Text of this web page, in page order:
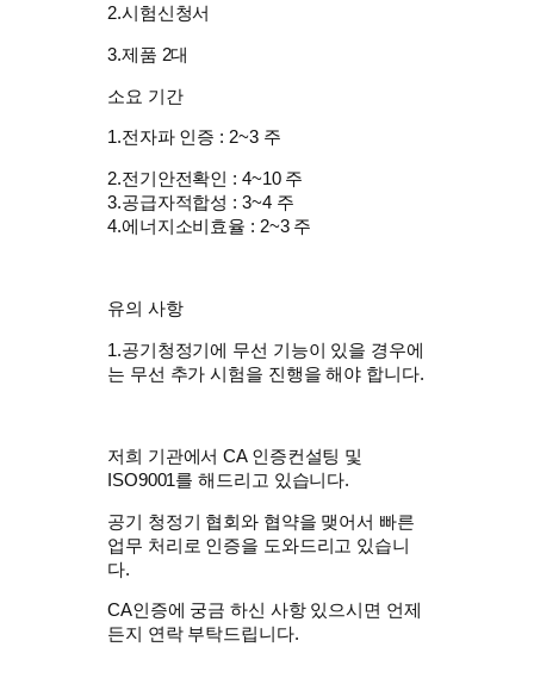
2.시험신청서
3.제품 2대
소요 기간
1.전자파 인증 : 2~3 주
2.전기안전확인 : 4~10 주
3.공급자적합성 : 3~4 주
4.에너지소비효율 : 2~3 주
유의 사항
1.공기청정기에 무선 기능이 있을 경우에
는 무선 추가 시험을 진행을 해야 합니다.
저희 기관에서 CA 인증컨설팅 및
ISO9001를 해드리고 있습니다.
공기 청정기 협회와 협약을 맺어서 빠른
업무 처리로 인증을 도와드리고 있습니
다.
CA인증에 궁금 하신 사항 있으시면 언제
든지 연락 부탁드립니다.